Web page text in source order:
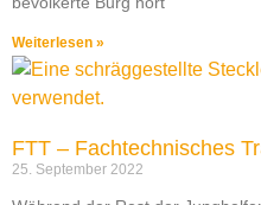
Weiterlesen »
FTT – Fachtechnisches
25. September 2022